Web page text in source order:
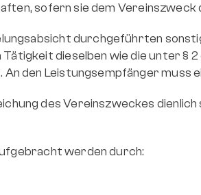
sofern sie dem Vereinszweck
durchgeführten
dieselben wie die unter §
den Leistungsempfänger muss
des Vereinszweckes dienlich
werden durch: